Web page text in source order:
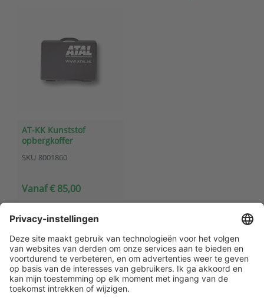
AT-KK Kunststof
opbergkoffer
SKU 8001860
Vanaf € 85,00
Klantenservice
Contact met ATAL